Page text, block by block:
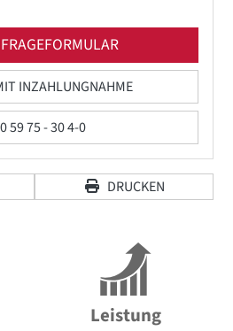
INZAHLUNGNAHME
0 59 75 - 30 4-0
DRUCKEN
Leistung